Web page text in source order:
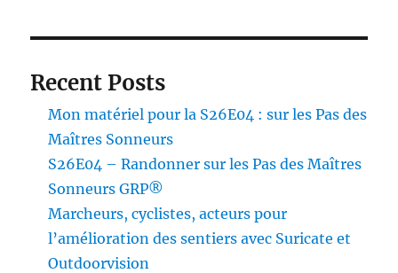
Recent Posts
Mon matériel pour la S26E04 : sur les Pas des
Maîtres Sonneurs
S26E04 – Randonner sur les Pas des Maîtres
Sonneurs GRP®
Marcheurs, cyclistes, acteurs pour
l’amélioration des sentiers avec Suricate et
Outdoorvision